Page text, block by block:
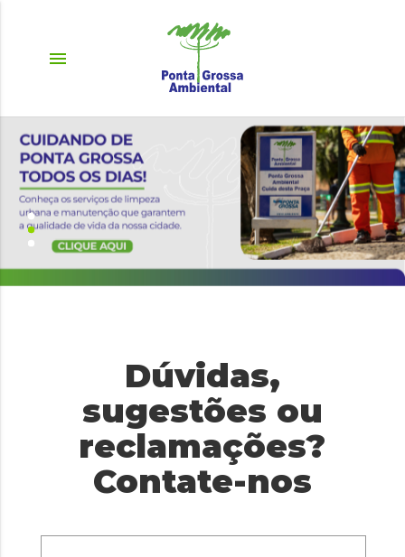
menu
Dúvidas,
sugestões ou
reclamações?
Contate-nos